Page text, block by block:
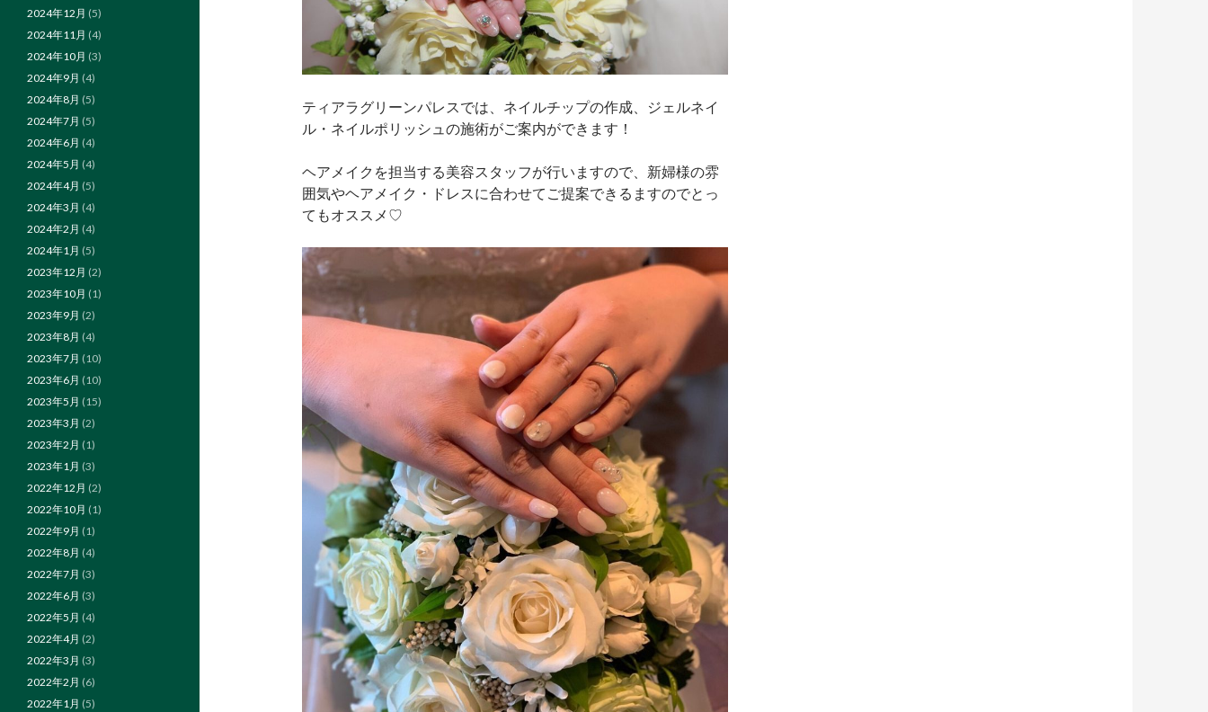
ティアラグリーンパレスでは、ネイルチップの作成、ジェルネイ
ル・ネイルポリッシュの施術がご案内ができます！
ヘアメイクを担当する美容スタッフが行いますので、新婦様の雰
囲気やヘアメイク・ドレスに合わせてご提案できるますのでとっ
てもオススメ♡
2024年12月 (5)
2024年11月 (4)
2024年10月 (3)
2024年9月 (4)
2024年8月 (5)
2024年7月 (5)
2024年6月 (4)
2024年5月 (4)
2024年4月 (5)
2024年3月 (4)
2024年2月 (4)
2024年1月 (5)
2023年12月 (2)
2023年10月 (1)
2023年9月 (2)
2023年8月 (4)
2023年7月 (10)
2023年6月 (10)
2023年5月 (15)
2023年3月 (2)
2023年2月 (1)
2023年1月 (3)
2022年12月 (2)
2022年10月 (1)
2022年9月 (1)
2022年8月 (4)
2022年7月 (3)
2022年6月 (3)
2022年5月 (4)
2022年4月 (2)
2022年3月 (3)
2022年2月 (6)
2022年1月 (5)